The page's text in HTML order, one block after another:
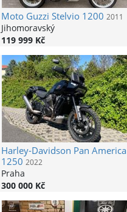
Moto Guzzi Stelvio 1200 2011
Jihomoravský
119 999 Kč
Harley-Davidson Pan America
1250 2022
Praha
300 000 Kč